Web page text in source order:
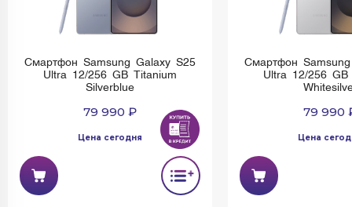
Смартфон Samsung Galaxy S25
Ultra 12/256 GB Titanium
Silverblue
79 990 ₽
Цена сегодня
Смартфон
Ultra 12/256 GB
79 990
Цена